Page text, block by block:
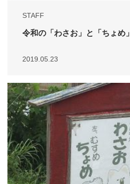
STAFF
令和の「わさお」と「ちょめ」
2019.05.23